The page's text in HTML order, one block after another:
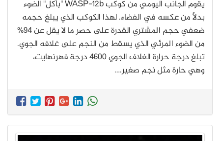
يقوم الجانب اليومي من كوكب WASP-12b "بأكل" الضوء
بدلًا من عكسه في الفضاء. لهذا الكوكب الذي يبلغ حجمه
ضعفي حجم المشتري القدرة على حصر ما لا يقل عن 94%
من الضوء المرئي الذي يسقط من النجم على غلافه الجوي.
تبلغ درجة حرارة الغلاف الجوي 4600 درجة فهرنهايت،
وهي حارة مثل نجم صغير.…